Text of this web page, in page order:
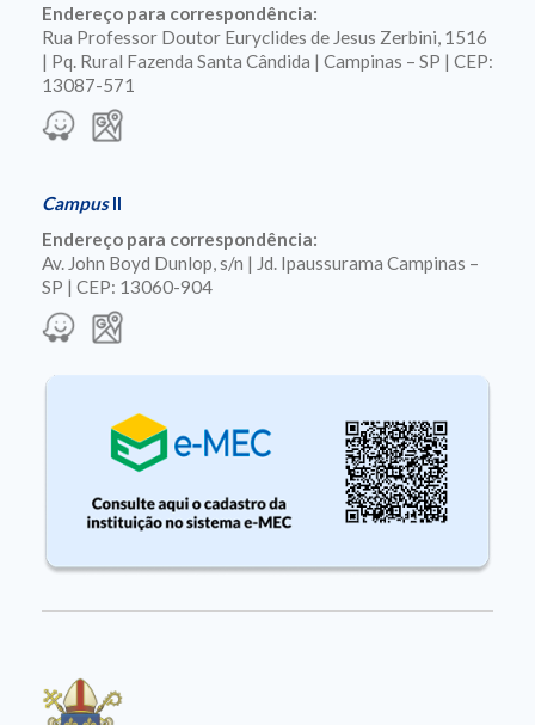
Endereço para correspondência:
Rua Professor Doutor Euryclides de Jesus Zerbini, 1516
| Pq. Rural Fazenda Santa Cândida | Campinas – SP | CEP:
13087-571
CampusII
Endereço para correspondência:
Av. John Boyd Dunlop, s/n | Jd. Ipaussurama Campinas –
SP | CEP: 13060-904